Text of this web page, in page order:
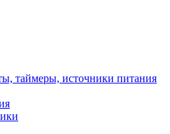
таймеры, источники питания